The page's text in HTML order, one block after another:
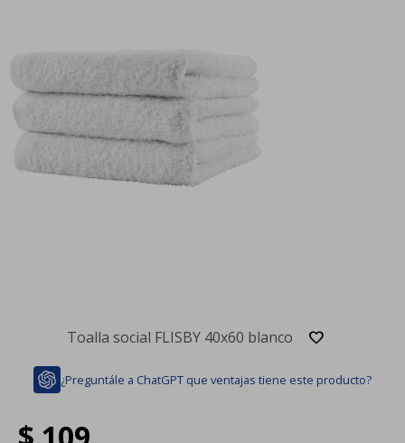
Toalla social FLISBY 40x60 blanco
¿Preguntále a ChatGPT que ventajas tiene este producto?